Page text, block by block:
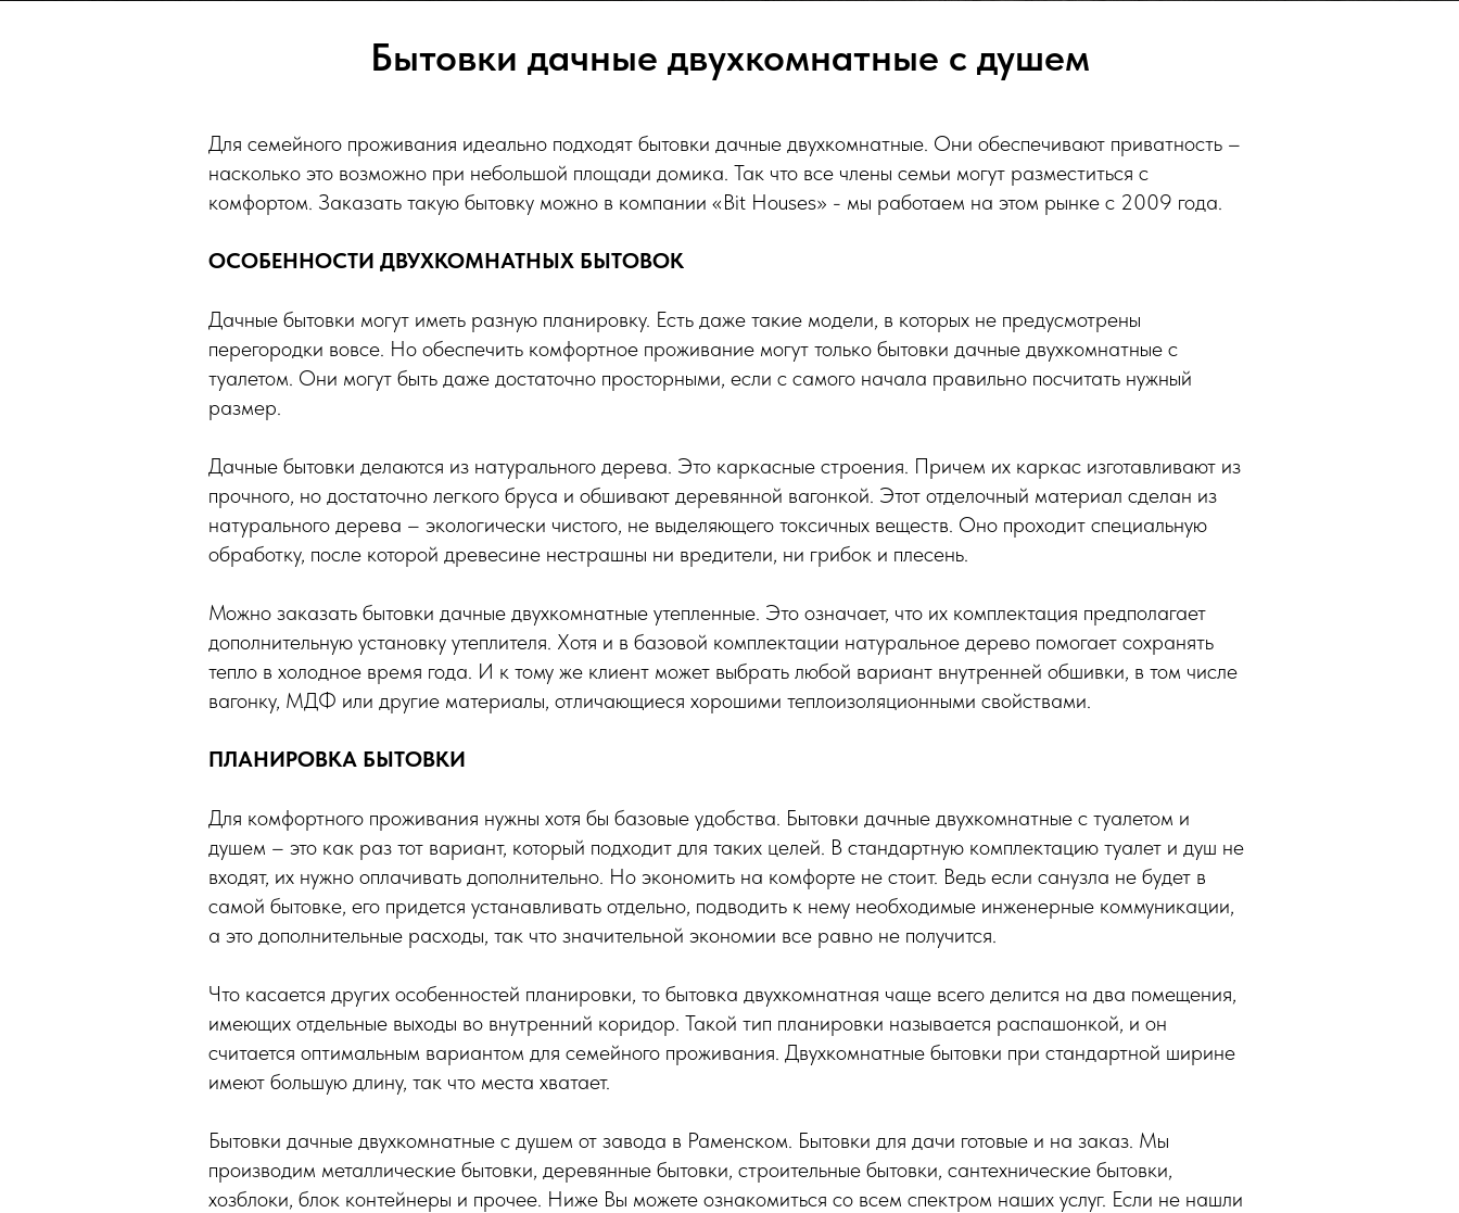
Бытовки дачные двухкомнатные с душем
Для семейного проживания идеально подходят бытовки дачные двухкомнатные. Они обеспечивают приватность –
насколько это возможно при небольшой площади домика. Так что все члены семьи могут разместиться с
комфортом. Заказать такую бытовку можно в компании «Bit Houses» - мы работаем на этом рынке с 2009 года.
ОСОБЕННОСТИ ДВУХКОМНАТНЫХ БЫТОВОК
Дачные бытовки могут иметь разную планировку. Есть даже такие модели, в которых не предусмотрены
перегородки вовсе. Но обеспечить комфортное проживание могут только бытовки дачные двухкомнатные с
туалетом. Они могут быть даже достаточно просторными, если с самого начала правильно посчитать нужный
размер.
Дачные бытовки делаются из натурального дерева. Это каркасные строения. Причем их каркас изготавливают из
прочного, но достаточно легкого бруса и обшивают деревянной вагонкой. Этот отделочный материал сделан из
натурального дерева – экологически чистого, не выделяющего токсичных веществ. Оно проходит специальную
обработку, после которой древесине нестрашны ни вредители, ни грибок и плесень.
Можно заказать бытовки дачные двухкомнатные утепленные. Это означает, что их комплектация предполагает
дополнительную установку утеплителя. Хотя и в базовой комплектации натуральное дерево помогает сохранять
тепло в холодное время года. И к тому же клиент может выбрать любой вариант внутренней обшивки, в том числе
вагонку, МДФ или другие материалы, отличающиеся хорошими теплоизоляционными свойствами.
ПЛАНИРОВКА БЫТОВКИ
Для комфортного проживания нужны хотя бы базовые удобства. Бытовки дачные двухкомнатные с туалетом и
душем – это как раз тот вариант, который подходит для таких целей. В стандартную комплектацию туалет и душ не
входят, их нужно оплачивать дополнительно. Но экономить на комфорте не стоит. Ведь если санузла не будет в
самой бытовке, его придется устанавливать отдельно, подводить к нему необходимые инженерные коммуникации,
а это дополнительные расходы, так что значительной экономии все равно не получится.
Что касается других особенностей планировки, то бытовка двухкомнатная чаще всего делится на два помещения,
имеющих отдельные выходы во внутренний коридор. Такой тип планировки называется распашонкой, и он
считается оптимальным вариантом для семейного проживания. Двухкомнатные бытовки при стандартной ширине
имеют большую длину, так что места хватает.
Бытовки дачные двухкомнатные с душем от завода в Раменском. Бытовки для дачи готовые и на заказ. Мы
производим металлические бытовки, деревянные бытовки, строительные бытовки, сантехнические бытовки,
хозблоки, блок контейнеры и прочее. Ниже Вы можете ознакомиться со всем спектром наших услуг. Если не нашли